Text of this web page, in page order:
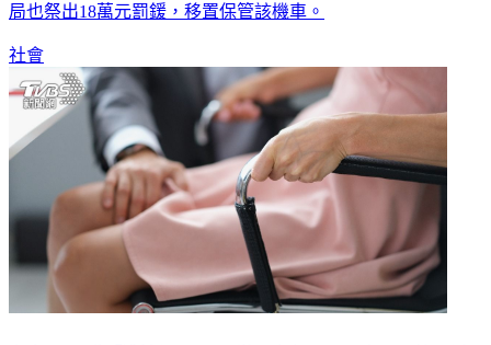
局也祭出18萬元罰鍰，移置保管該機車。
社會